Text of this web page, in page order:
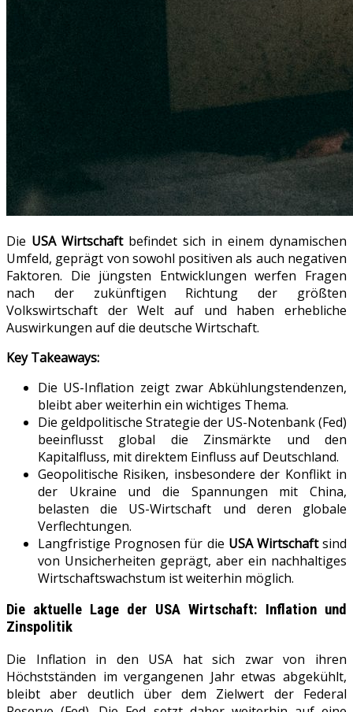
Die USA Wirtschaftbefindet sich in einem dynamischen
Umfeld, geprägt von sowohl positiven als auch negativen
Faktoren. Die jüngsten Entwicklungen werfen Fragen
nach der zukünftigen Richtung der größten
Volkswirtschaft der Welt auf und haben erhebliche
Auswirkungen auf die deutsche Wirtschaft.
Key Takeaways:
Die US-Inflation zeigt zwar Abkühlungstendenzen,
bleibt aber weiterhin ein wichtiges Thema.
Die geldpolitische Strategie der US-Notenbank (Fed)
beeinflusst global die Zinsmärkte und den
Kapitalfluss, mit direktem Einfluss auf Deutschland.
Geopolitische Risiken, insbesondere der Konflikt in
der Ukraine und die Spannungen mit China,
belasten die US-Wirtschaft und deren globale
Verflechtungen.
Langfristige Prognosen für die USA Wirtschaftsind
von Unsicherheiten geprägt, aber ein nachhaltiges
Wirtschaftswachstum ist weiterhin möglich.
Die aktuelle Lage der USA Wirtschaft: Inflation und
Zinspolitik
Die Inflation in den USA hat sich zwar von ihren
Höchstständen im vergangenen Jahr etwas abgekühlt,
bleibt aber deutlich über dem Zielwert der Federal